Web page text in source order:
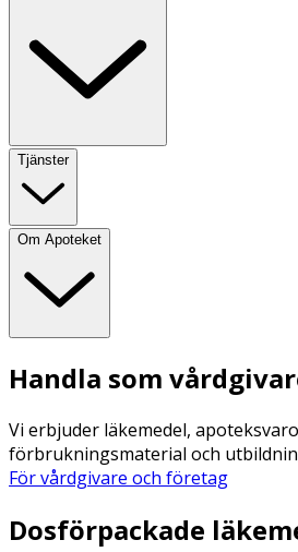
Tjänster
Om Apoteket
Handla som
Vi erbjuder läkemedel,
förbrukningsmaterial och
För vårdgivare och företag
Dosförpackade